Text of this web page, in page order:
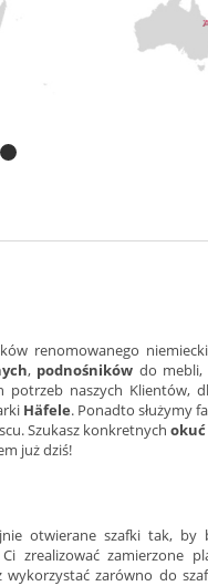
renomowanego
, podnośników do mebli,
naszych Klientów,
Häfele. Ponadto służymy
Szukasz konkretnych
już dziś!
otwierane szafki tak, by
zrealizować zamierzone
zarówno do